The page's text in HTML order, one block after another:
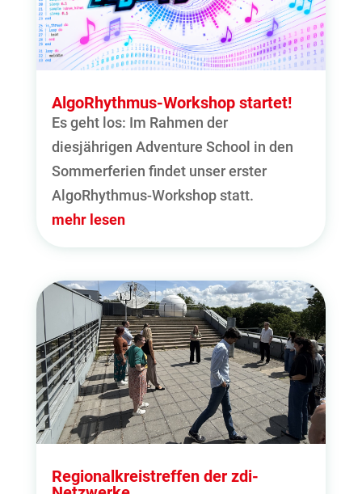
AlgoRhythmus-Workshop startet!
Es geht los: Im Rahmen der
diesjährigen Adventure School in den
Sommerferien findet unser erster
AlgoRhythmus-Workshop statt.
mehr lesen
Regionalkreistreffen der zdi-